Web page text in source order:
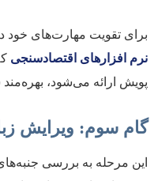
برای تقویت مهارت‌های خود در
نرم افزارهای اقتصادسنجی
پویش ارائه می‌شود، بهره‌مند
گام سوم: ویرایش
این مرحله به بررسی